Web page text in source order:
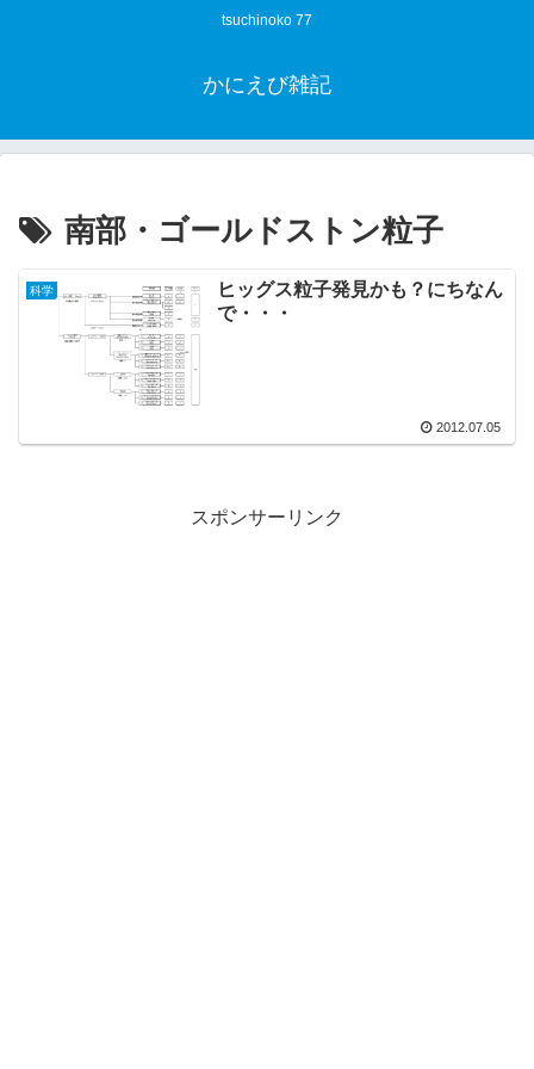
tsuchinoko 77
かにえび雑記
南部・ゴールドストン粒子
科学
ヒッグス粒子発見かも？にちなん
で・・・
2012.07.05
スポンサーリンク